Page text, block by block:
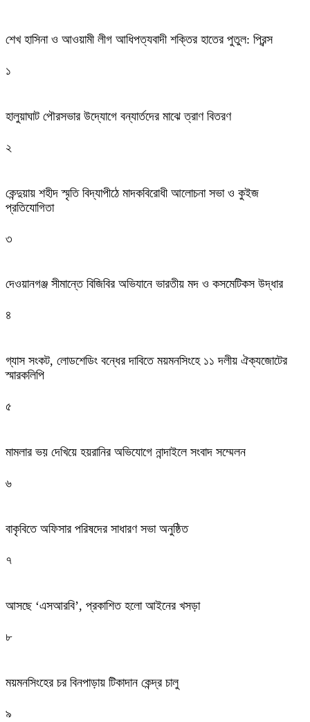
শেখ হাসিনা ও আওয়ামী লীগ আধিপত্যবাদী শক্তির হাতের পুতুল: প্রিন্স
১
হালুয়াঘাট পৌরসভার উদ্যোগে বন্যার্তদের মাঝে ত্রাণ বিতরণ
২
কেন্দুয়ায় শহীদ স্মৃতি বিদ্যাপীঠে মাদকবিরোধী আলোচনা সভা ও কুইজ
প্রতিযোগিতা
৩
দেওয়ানগঞ্জ সীমান্তে বিজিবির অভিযানে ভারতীয় মদ ও কসমেটিকস উদ্ধার
৪
গ্যাস সংকট, লোডশেডিং বন্ধের দাবিতে ময়মনসিংহে ১১ দলীয় ঐক্যজোটের
স্মারকলিপি
৫
মামলার ভয় দেখিয়ে হয়রানির অভিযোগে নান্দাইলে সংবাদ সম্মেলন
৬
বাকৃবিতে অফিসার পরিষদের সাধারণ সভা অনুষ্ঠিত
৭
আসছে ‘এসআরবি’, প্রকাশিত হলো আইনের খসড়া
৮
ময়মনসিংহের চর বিনপাড়ায় টিকাদান কেন্দ্র চালু
৯